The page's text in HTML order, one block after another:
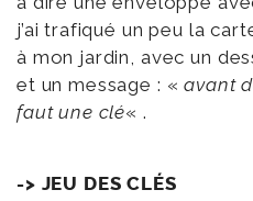
j’ai trafiqué un peu la
à mon jardin, avec un
et un message : «avant
faut une clé« .
-> JEU DES CLÉS